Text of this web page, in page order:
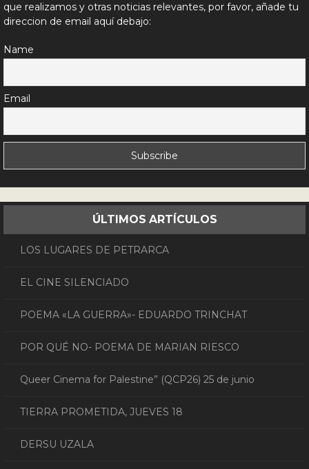
que realizamos y otras noticias relevantes, por favor, añade tu
direccion de email aquí debajo:
Name
Email
ÚLTIMOS ARTÍCULOS
LOS LUGARES DE PETRARCA
EL CINE SILENCIADO
POEMA «LA GUERRA»- EDUARDO TRINCHAT
POR QUÉ NO- POEMA DE MARIAN RIESCO
Queer Cinema for Palestine” (QCP26) 25 de junio
TIERRA PROMETIDA, JUEVES 18
DERSU UZALA